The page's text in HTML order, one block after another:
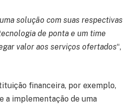
solução com suas respectivas
de ponta e um time
valor aos serviços ofertados“,
financeira, por exemplo,
a implementação de uma